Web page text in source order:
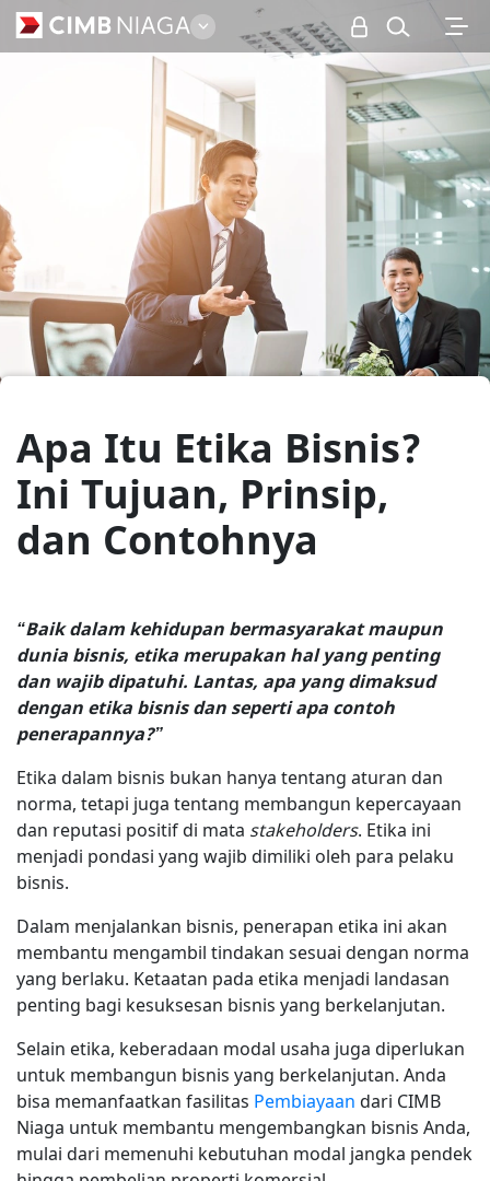
Personal
Apa Itu Etika Bisnis?
Ini Tujuan, Prinsip,
dan Contohnya
“Baik dalam kehidupan bermasyarakat maupun
dunia bisnis, etika merupakan hal yang penting
dan wajib dipatuhi. Lantas, apa yang dimaksud
dengan etika bisnis dan seperti apa contoh
penerapannya?”
Etika dalam bisnis bukan hanya tentang aturan dan
norma, tetapi juga tentang membangun kepercayaan
dan reputasi positif di mata stakeholders. Etika ini
menjadi pondasi yang wajib dimiliki oleh para pelaku
bisnis.
Dalam menjalankan bisnis, penerapan etika ini akan
membantu mengambil tindakan sesuai dengan norma
yang berlaku. Ketaatan pada etika menjadi landasan
penting bagi kesuksesan bisnis yang berkelanjutan.
Selain etika, keberadaan modal usaha juga diperlukan
untuk membangun bisnis yang berkelanjutan. Anda
bisa memanfaatkan fasilitas Pembiayaan dari CIMB
Niaga untuk membantu mengembangkan bisnis Anda,
mulai dari memenuhi kebutuhan modal jangka pendek